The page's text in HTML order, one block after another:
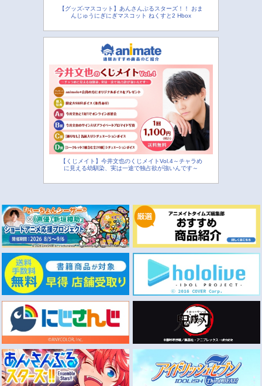
【グッズ-マスコット】あんさんぶるスターズ！！ おま
んじゅうにぎにぎマスコット ねくすと2 Hbox
【くじメイト】今井文也のくじメイトVol.4～チャラめ
に見える幼馴染、実は一途で独占欲が強いんです～